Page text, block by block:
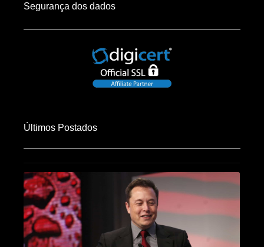
Segurança dos dados
Últimos Postados